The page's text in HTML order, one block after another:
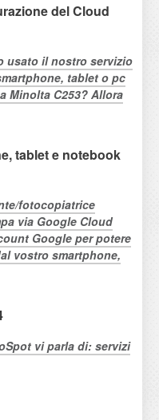
del Cloud
usato il nostro servizio
tablet o pc
Minolta C253? Allora
tablet e notebook
fotocopiatrice
via Google Cloud
Google per potere
vostro smartphone,
vi parla di: servizi